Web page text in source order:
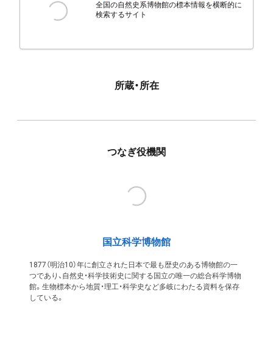
全国の自然史系博物館の標本情報を横断的に
検索するサイト
所蔵・所在
つなぎ役機関
国立科学博物館
1877（明治10）年に創立された日本で最も歴史のある博物館の一
つであり、自然史・科学技術史に関する国立の唯一の総合科学博物
館。生物標本から地質・理工・科学史など多岐にわたる資料を保存
している。